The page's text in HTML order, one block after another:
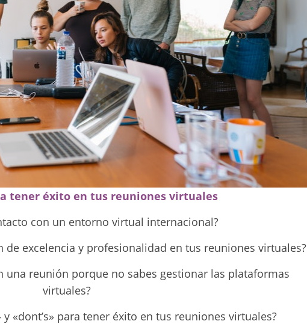
tener éxito en tus reuniones virtuales
con un entorno virtual internacional?
excelencia y profesionalidad en tus reuniones virtuales?
una reunión porque no sabes gestionar las plataformas
virtuales?
«dont’s» para tener éxito en tus reuniones virtuales?